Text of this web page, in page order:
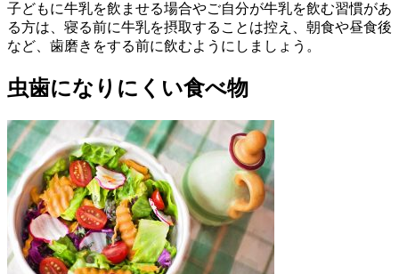
子どもに牛乳を飲ませる場合やご自分が牛乳を飲む習慣があ
る方は、寝る前に牛乳を摂取することは控え、朝食や昼食後
など、歯磨きをする前に飲むようにしましょう。
虫歯になりにくい食べ物